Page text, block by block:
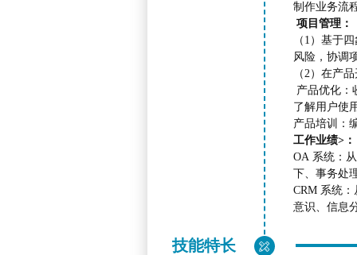
制作业务流
项目管理：
（1）基于
风险，协调
（2）在产
产品优化：
了解用户使
产品培训：
工作业绩>
OA 系统：
下、事务处
CRM 系统
意识、信息

技能特长